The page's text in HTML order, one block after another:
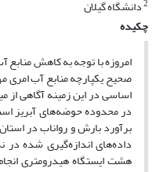
2دانشگاه گیلان
چکیده
امروزه با توجه به کاهش
صحیح یکپارچه منابع آب امری
اساسی در این زمینه آگاهی از
در محدوده حوضه‌های آبریز
داده‌های اندازه‌گیری شده در
هشت ایستگاه هیدرومتری